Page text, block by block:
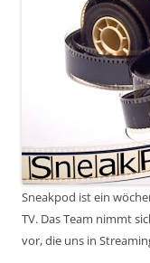
Sneakpod ist ein
TV. Das Team nimmt
vor, die uns in